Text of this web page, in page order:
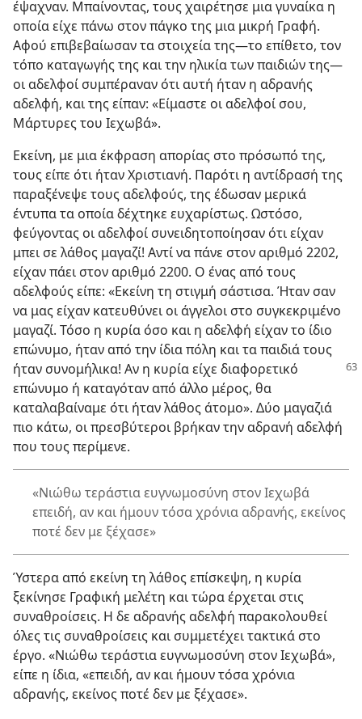
έψαχναν. Μπαίνοντας, τους χαιρέτησε μια γυναίκα η
οποία είχε πάνω στον πάγκο της μια μικρή Γραφή.
Αφού επιβεβαίωσαν τα στοιχεία της​—το επίθετο, τον
τόπο καταγωγής της και την ηλικία των παιδιών της—​
οι αδελφοί συμπέραναν ότι αυτή ήταν η αδρανής
αδελφή, και της είπαν: «Είμαστε οι αδελφοί σου,
Μάρτυρες του Ιεχωβά».
Εκείνη, με μια έκφραση απορίας στο πρόσωπό της,
τους είπε ότι ήταν Χριστιανή. Παρότι η αντίδρασή της
παραξένεψε τους αδελφούς, της έδωσαν μερικά
έντυπα τα οποία δέχτηκε ευχαρίστως. Ωστόσο,
φεύγοντας οι αδελφοί συνειδητοποίησαν ότι είχαν
μπει σε λάθος μαγαζί! Αντί να πάνε στον αριθμό 2202,
είχαν πάει στον αριθμό 2200. Ο ένας από τους
αδελφούς είπε: «Εκείνη τη στιγμή σάστισα. Ήταν σαν
να μας είχαν κατευθύνει οι άγγελοι στο συγκεκριμένο
μαγαζί. Τόσο η κυρία όσο και η αδελφή είχαν το ίδιο
επώνυμο, ήταν από την ίδια πόλη και τα παιδιά τους
ήταν συνομήλικα! Αν η κυρία είχε διαφορετικό
επώνυμο ή καταγόταν από άλλο μέρος, θα
καταλαβαίναμε ότι ήταν λάθος άτομο». Δύο μαγαζιά
πιο κάτω, οι πρεσβύτεροι βρήκαν την αδρανή αδελφή
που τους περίμενε.
«Νιώθω τεράστια ευγνωμοσύνη στον Ιεχωβά
επειδή, αν και ήμουν τόσα χρόνια αδρανής, εκείνος
ποτέ δεν με ξέχασε»
Ύστερα από εκείνη τη λάθος επίσκεψη, η κυρία
ξεκίνησε Γραφική μελέτη και τώρα έρχεται στις
συναθροίσεις. Η δε αδρανής αδελφή παρακολουθεί
όλες τις συναθροίσεις και συμμετέχει τακτικά στο
έργο. «Νιώθω τεράστια ευγνωμοσύνη στον Ιεχωβά»,
είπε η ίδια, «επειδή, αν και ήμουν τόσα χρόνια
αδρανής, εκείνος ποτέ δεν με ξέχασε».